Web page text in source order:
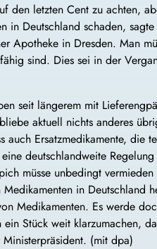
den letzten Cent zu achten,
in Deutschland schaden,
Apotheke in Dresden. Man
sind. Dies sei in der
seit längerem mit
aktuell nichts anderes
auch Ersatzmedikamente, die
deutschlandweite
müsse unbedingt
in Deutschland
Medikamenten. Es werde
ein Stück weit klarzumachen,
(mit dpa)